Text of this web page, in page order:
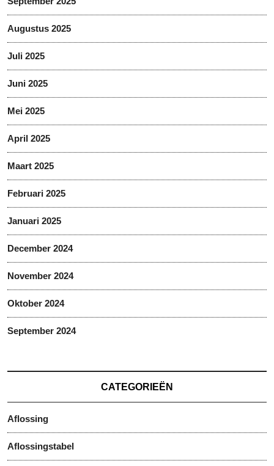
Augustus 2025
Juli 2025
Juni 2025
Mei 2025
April 2025
Maart 2025
Februari 2025
Januari 2025
December 2024
November 2024
Oktober 2024
September 2024
CATEGORIEËN
Aflossing
Aflossingstabel